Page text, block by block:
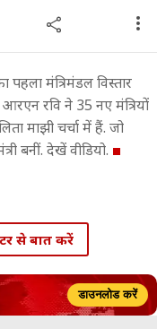
मंत्रिमंडल विस्तार
रवि ने 35 नए मंत्रियों
माझी चर्चा में हैं. जो
बनीं. देखें वीडियो.
से बात करें
डाउनलोड करें